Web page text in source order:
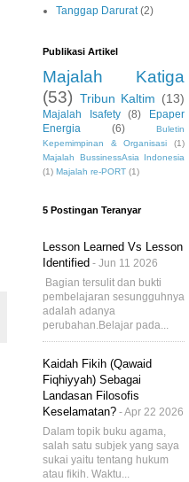
Tanggap Darurat (2)
Publikasi Artikel
Majalah Katiga
(53) Tribun Kaltim (13)
Majalah Isafety (8)
Epaper
Energia
(6)
Buletin
Kepemimpinan & Organisasi
(1)
Majalah BussinessAsia Indonesia
(1) Majalah re-PORT (1)
5 Postingan Teranyar
Lesson Learned Vs Lesson
Identified - Jun 11 2026
Bagian tersulit dan bukti
pembelajaran sesungguhnya
adalah adanya
perubahan.Belajar pada...
Kaidah Fikih (Qawaid
Fiqhiyyah) Sebagai
Landasan Filosofis
Keselamatan? - Apr 22 2026
Dalam topik buku agama,
salah satu subjek yang saya
sukai yaitu tentang hukum
atau fikih. Waktu...